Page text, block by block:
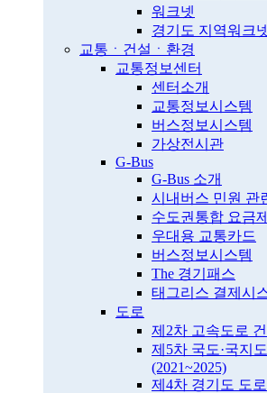
워크넷
경기도 지역워크
교통ㆍ건설ㆍ환경
교통정보센터
센터소개
교통정보시스템
버스정보시스템
가상전시관
G-Bus
G-Bus 소개
시내버스 민원 관
수도권통합 요금제
우대용 교통카드
버스정보시스템
The 경기패스
태그리스 결제시
도로
제2차 고속도로
제5차 국도·국지
(2021~2025)
제4차 경기도 도